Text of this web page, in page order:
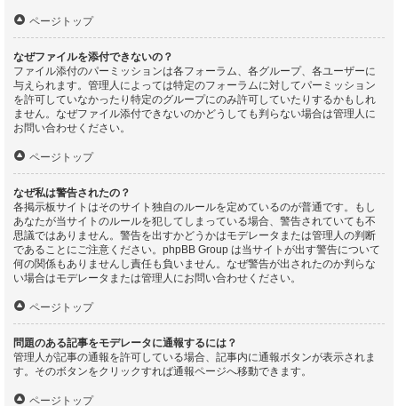
ページトップ
なぜファイルを添付できないの？
ファイル添付のパーミッションは各フォーラム、各グループ、各ユーザーに
与えられます。管理人によっては特定のフォーラムに対してパーミッション
を許可していなかったり特定のグループにのみ許可していたりするかもしれ
ません。なぜファイル添付できないのかどうしても判らない場合は管理人に
お問い合わせください。
ページトップ
なぜ私は警告されたの？
各掲示板サイトはそのサイト独自のルールを定めているのが普通です。もし
あなたが当サイトのルールを犯してしまっている場合、警告されていても不
思議ではありません。警告を出すかどうかはモデレータまたは管理人の判断
であることにご注意ください。phpBB Group は当サイトが出す警告について
何の関係もありませんし責任も負いません。なぜ警告が出されたのか判らな
い場合はモデレータまたは管理人にお問い合わせください。
ページトップ
問題のある記事をモデレータに通報するには？
管理人が記事の通報を許可している場合、記事内に通報ボタンが表示されま
す。そのボタンをクリックすれば通報ページへ移動できます。
ページトップ